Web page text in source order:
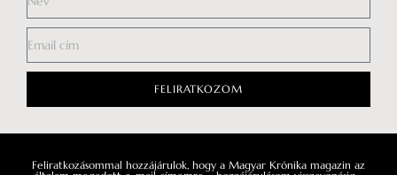
Általános Szerződési Feltételek
Adatkezelési tájékoztató
FELIRATKOZOM
Feliratkozásommal hozzájárulok, hogy a Magyar Krónika magazin az